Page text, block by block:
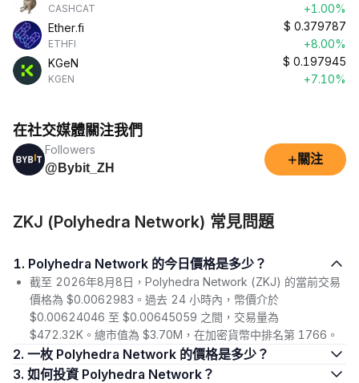
CASHCAT
+1.00%
Ether.fi
ETHFI
$ 0.379787
+8.00%
KGeN
KGEN
$ 0.197945
+7.10%
在社交媒體關注我們
Followers
@Bybit_ZH
+ 關注
ZKJ (Polyhedra Network) 常見問題
1. Polyhedra Network 的今日價格是多少？
截至 2026年8月8日，Polyhedra Network (ZKJ) 的當前交易
價格為 $0.0062983。過去 24 小時內，幣價介於
$0.00624046 至 $0.00645059 之間，交易量為
$472.32K。總市值為 $3.70M，在加密貨幣中排名第 1766。
2. 一枚 Polyhedra Network 的價格是多少？
3. 如何投資 Polyhedra Network？